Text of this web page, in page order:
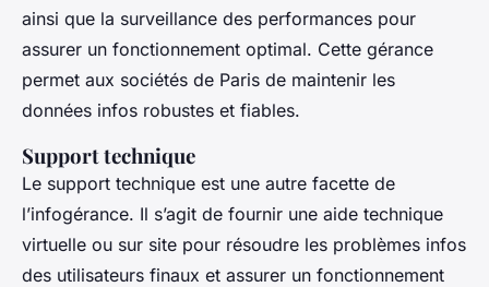
ainsi que la surveillance des performances pour
assurer un fonctionnement optimal. Cette gérance
permet aux sociétés de Paris de maintenir les
données infos robustes et fiables.
Support technique
Le support technique est une autre facette de
l’infogérance. Il s’agit de fournir une aide technique
virtuelle ou sur site pour résoudre les problèmes infos
des utilisateurs finaux et assurer un fonctionnement